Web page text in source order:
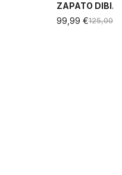
ZAPATO DIBIA
99,99 €125,00 €